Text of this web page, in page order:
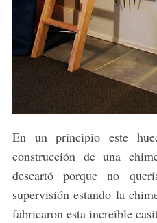
En un principio este
construcción de una
descartó porque no
supervisión estando la
fabricaron esta increíble